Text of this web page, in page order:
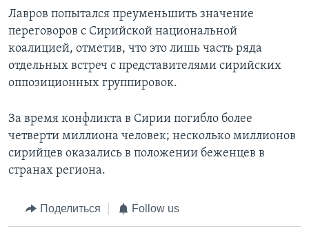
Лавров попытался преуменьшить значение
переговоров с Сирийской национальной
коалицией, отметив, что это лишь часть ряда
отдельных встреч с представителями сирийских
оппозиционных группировок.
За время конфликта в Сирии погибло более
четверти миллиона человек; несколько миллионов
сирийцев оказались в положении беженцев в
странах региона.
Поделиться Follow us